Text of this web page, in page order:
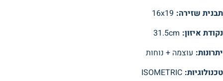
תבנית שזירה: 16x19
נקודת איזון: 31.5cm
יתרונות: עוצמה + נוחות
טכנולוגיות: ISOMETRIC